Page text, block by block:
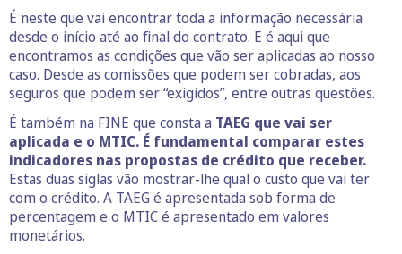
É neste que vai encontrar toda a informação necessária
desde o início até ao final do contrato. E é aqui que
encontramos as condições que vão ser aplicadas ao nosso
caso. Desde as comissões que podem ser cobradas, aos
seguros que podem ser “exigidos”, entre outras questões.
É também na FINE que consta a TAEG que vai ser
aplicada e o MTIC. É fundamental comparar estes
indicadores nas propostas de crédito que receber.
Estas duas siglas vão mostrar-lhe qual o custo que vai ter
com o crédito. A TAEG é apresentada sob forma de
percentagem e o MTIC é apresentado em valores
monetários.